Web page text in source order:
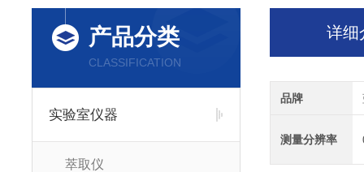
产品分类
CLASSIFICATION
实验室仪器
萃取仪
详细
品牌
测量分辨率